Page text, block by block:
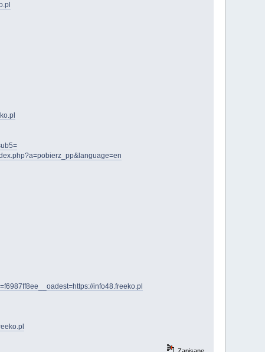
info48.freeko.pl